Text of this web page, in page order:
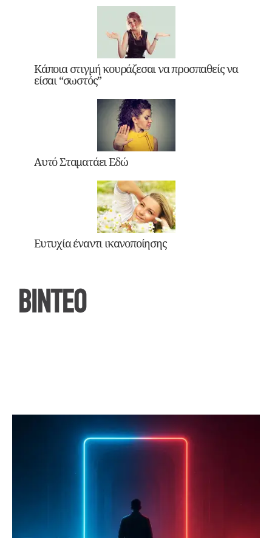
Κάποια στιγμή κουράζεσαι να προσπαθείς να
είσαι “σωστός”
Αυτό Σταματάει Εδώ
Ευτυχία έναντι ικανοποίησης
ΒΙΝΤΕΟ